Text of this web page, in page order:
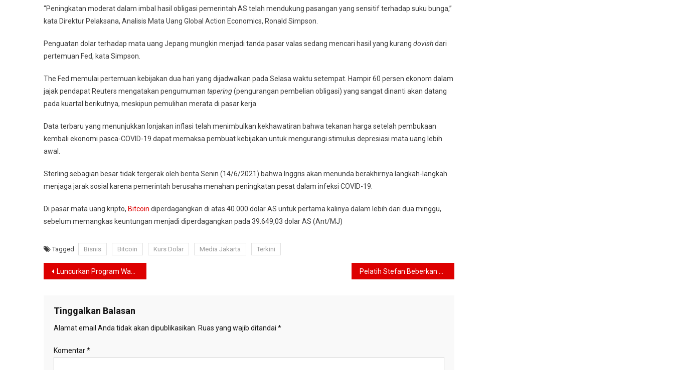
“Peningkatan moderat dalam imbal hasil obligasi pemerintah AS telah mendukung pasangan yang sensitif terhadap suku bunga,”
kata Direktur Pelaksana, Analisis Mata Uang Global Action Economics, Ronald Simpson.
Penguatan dolar terhadap mata uang Jepang mungkin menjadi tanda pasar valas sedang mencari hasil yang kurang dovishdari
pertemuan Fed, kata Simpson.
The Fed memulai pertemuan kebijakan dua hari yang dijadwalkan pada Selasa waktu setempat. Hampir 60 persen ekonom dalam
jajak pendapat Reuters mengatakan pengumuman tapering(pengurangan pembelian obligasi) yang sangat dinanti akan datang
pada kuartal berikutnya, meskipun pemulihan merata di pasar kerja.
Data terbaru yang menunjukkan lonjakan inflasi telah menimbulkan kekhawatiran bahwa tekanan harga setelah pembukaan
kembali ekonomi pasca-COVID-19 dapat memaksa pembuat kebijakan untuk mengurangi stimulus depresiasi mata uang lebih
awal.
Sterling sebagian besar tidak tergerak oleh berita Senin (14/6/2021) bahwa Inggris akan menunda berakhirnya langkah-langkah
menjaga jarak sosial karena pemerintah berusaha menahan peningkatan pesat dalam infeksi COVID-19.
Di pasar mata uang kripto, Bitcoin diperdagangkan di atas 40.000 dolar AS untuk pertama kalinya dalam lebih dari dua minggu,
sebelum memangkas keuntungan menjadi diperdagangkan pada 39.649,03 dolar AS (Ant/MJ)
Tagged Bisnis Bitcoin Kurs Dolar Media Jakarta Terkini
Navigasi
Luncurkan Program Wakaf Modal UMI ACT, Ariza Berharap Bisa Jadi Solusi Bagi UMKM
Tinggalkan Balasan
Alamat email Anda tidak akan dipublikasikan. Ruas yang wajib ditandai *
Komentar*